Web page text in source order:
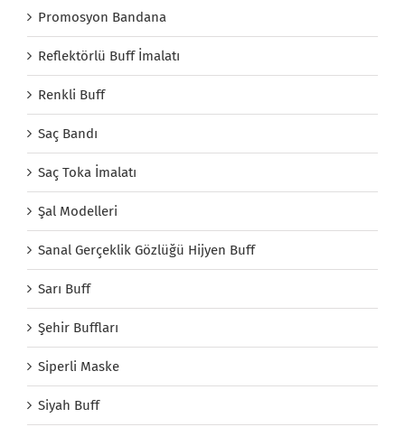
Promosyon Bandana
Reflektörlü Buff İmalatı
Renkli Buff
Saç Bandı
Saç Toka İmalatı
Şal Modelleri
Sanal Gerçeklik Gözlüğü Hijyen Buff
Sarı Buff
Şehir Buffları
Siperli Maske
Siyah Buff